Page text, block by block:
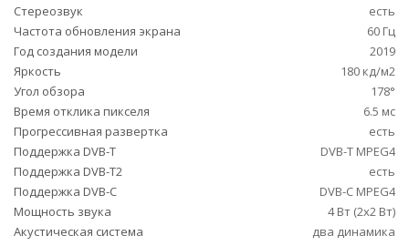
Стереозвук
есть
Частота обновления экрана
60 Гц
Год создания модели
2019
Яркость
180 кд/м2
Угол обзора
178°
Время отклика пикселя
6.5 мс
Прогрессивная развертка
есть
Поддержка DVB-T
DVB-T MPEG4
Поддержка DVB-T2
есть
Поддержка DVB-C
DVB-C MPEG4
Мощность звука
4 Вт (2x2 Вт)
Акустическая система
два динамика